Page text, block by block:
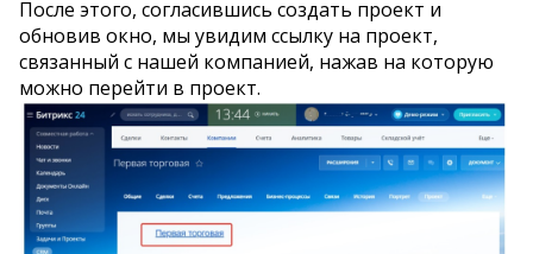
После этого, согласившись создать проект и
обновив окно, мы увидим ссылку на проект,
связанный с нашей компанией, нажав на которую
можно перейти в проект.